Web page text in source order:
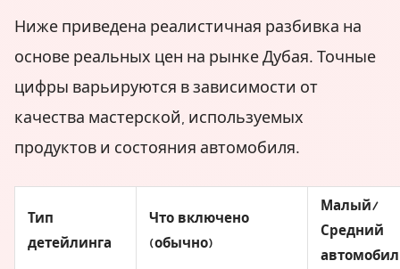
Ниже приведена реалистичная разбивка на
основе реальных цен на рынке Дубая. Точные
цифры варьируются в зависимости от
качества мастерской, используемых
продуктов и состояния автомобиля.
Тип
детейлинга
Что включено
(обычно)
Малый/
Средний